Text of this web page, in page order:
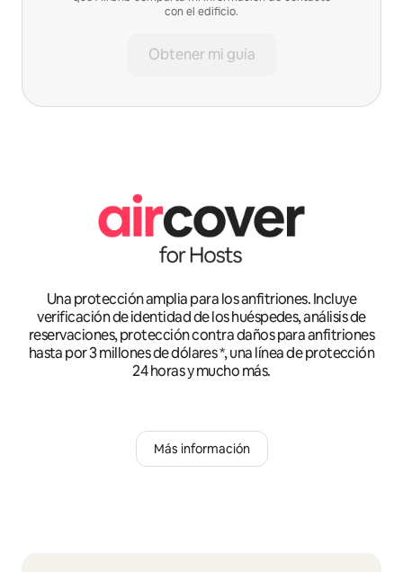
con el edificio.
Obtener mi guía
Una protección amplia para los anfitriones. Incluye
verificación de identidad de los huéspedes, análisis de
reservaciones, protección contra daños para anfitriones
hasta por 3 millones de dólares *, una línea de protección
24 horas y mucho más.
Más información